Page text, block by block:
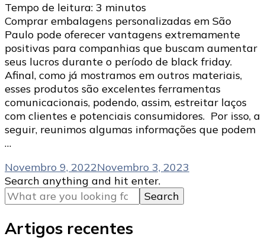
Tempo de leitura: 3 minutos
Comprar embalagens personalizadas em São
Paulo pode oferecer vantagens extremamente
positivas para companhias que buscam aumentar
seus lucros durante o período de black friday.
Afinal, como já mostramos em outros materiais,
esses produtos são excelentes ferramentas
comunicacionais, podendo, assim, estreitar laços
com clientes e potenciais consumidores. Por isso, a
seguir, reunimos algumas informações que podem
…
Novembro 9, 2022Novembro 3, 2023
Looking
for
Something?
Search anything and hit enter.
Artigos recentes